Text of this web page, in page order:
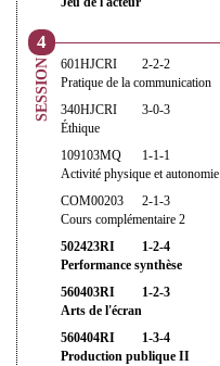
4
SESSION 601HJCRI
2-2-2
Pratique de la communication
340HJCRI
3-0-3
Éthique
109103MQ
1-1-1
Activité physique et autonomie
COM00203
2-1-3
Cours complémentaire 2
502423RI
1-2-4
Performance synthèse
560403RI
1-2-3
Arts de l'écran
560404RI
1-3-4
Production publique II